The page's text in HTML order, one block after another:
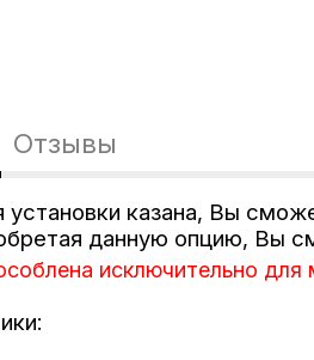
Отзывы
установки казана, Вы
данную опцию, Вы
исключительно